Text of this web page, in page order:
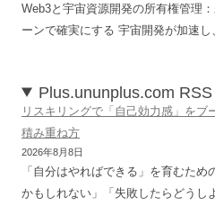
Web3と宇宙資源開発の所有権管理
ーンで確実にする 宇宙開発が加速
Plus.ununplus.com RSS
リスキリングで「自己効力感」をブ
積み重ね方
2026年8月8日
「自分はやればできる」を育むた
かもしれない」「失敗したらどう